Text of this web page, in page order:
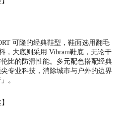
可隆的经典鞋型，鞋面选用翻毛
，大底则采用 Vibram鞋底，无论干
比的防滑性能。多元配色搭配经典
专业科技，消除城市与户外的边界
。